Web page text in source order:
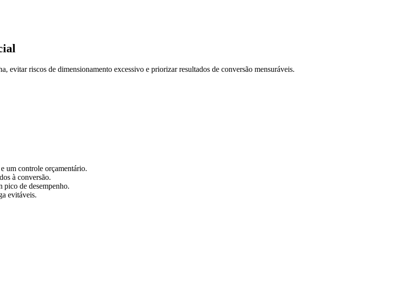
evitar riscos de dimensionamento excessivo e priorizar resultados de conversão mensuráveis.
um controle orçamentário.
à conversão.
pico de desempenho.
evitáveis.